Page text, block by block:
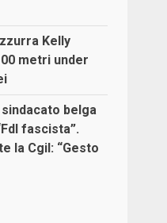
Kelly
metri under
belga
fascista”.
la Cgil: “Gesto